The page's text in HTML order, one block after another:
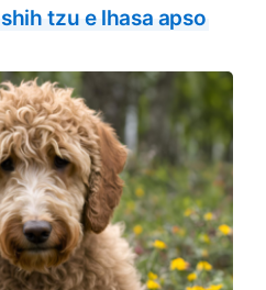
tzu e lhasa apso